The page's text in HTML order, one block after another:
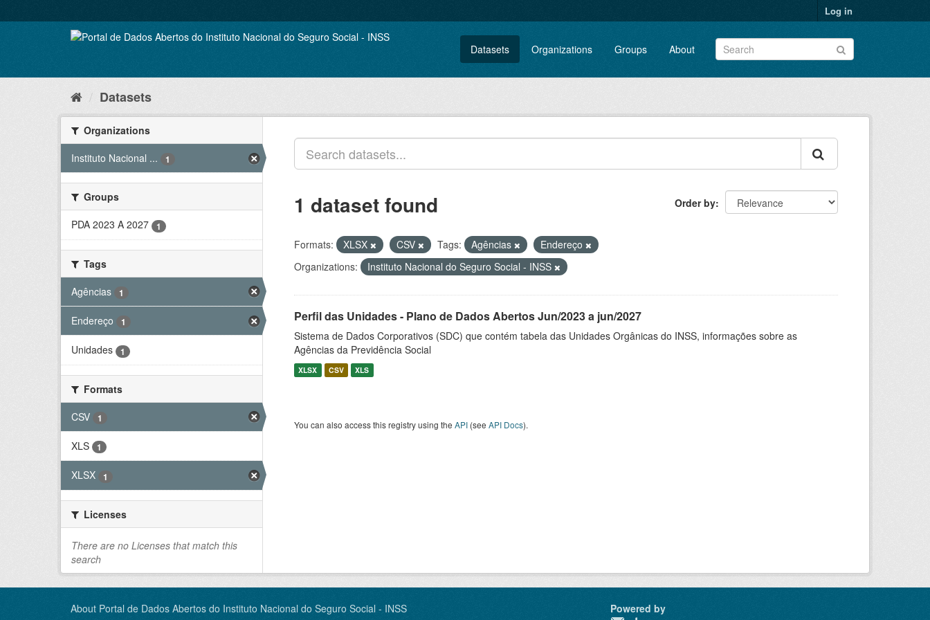
to
Log in
Datasets Organizations Groups About
Datasets
Organizations
Instituto Nacional ...
1
Groups
PDA 2023 A 2027
1
Tags
Agências
1
Endereço 1
Unidades 1
Formats
CSV
1
XLS 1
XLSX 1
Licenses
There are no Licenses that match this
search
Order by
1 dataset found
Formats: XLSX CSV Tags: Agências
Endereço
Organizations:
Instituto Nacional do Seguro Social - INSS
Perfil das Unidades - Plano de Dados Abertos Jun/2023 a jun/2027
Sistema de Dados Corporativos (SDC) que contém tabela das Unidades Orgânicas do INSS, informações sobre as
Agências da Previdência Social
XLSX CSV XLS
You can also access this registry using the API (see API Docs).
About Portal de Dados Abertos do Instituto Nacional do Seguro Social - INSS
Powered by